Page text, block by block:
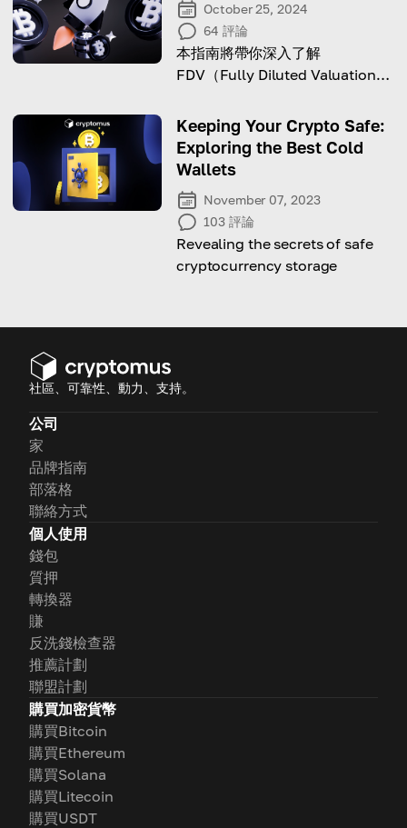
October 25, 2024
64 評論
本指南將帶你深入了解
FDV（Fully Diluted Valuation，
對投資者及加密分析師的重要性。
Keeping Your Crypto Safe:
Exploring the Best Cold
Wallets
November 07, 2023
103 評論
Revealing the secrets of safe
cryptocurrency storage
社區、可靠性、動力、支持。
公司
家
品牌指南
部落格
聯絡方式
個人使用
錢包
質押
轉換器
賺
反洗錢檢查器
推薦計劃
聯盟計劃
購買加密貨幣
購買Bitcoin
購買Ethereum
購買Solana
購買Litecoin
購買USDT